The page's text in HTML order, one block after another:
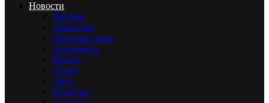
Новости
Районы
Общество
Происшествия
Экономика
Власть
Спорт
Авто
Культура